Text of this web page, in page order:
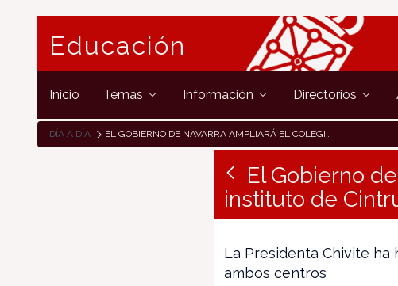
Educación
Inicio Temas Información Directorios
DÍA A DÍA EL GOBIERNO DE NAVARRA AMPLIARÁ EL COLEGIO PÚBLICO Y EL INSTITUTO DE CINTRUÉNIGO
El Gobierno
instituto de
La Presidenta Chivite ha
ambos centros